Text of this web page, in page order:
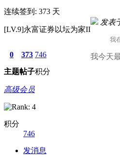
连续签到: 373 天
[LV.9]永富证券以坛为家II
0
主题
373
帖子
746
积分
高级会员
积分
746
发消息
发表
我
我今天